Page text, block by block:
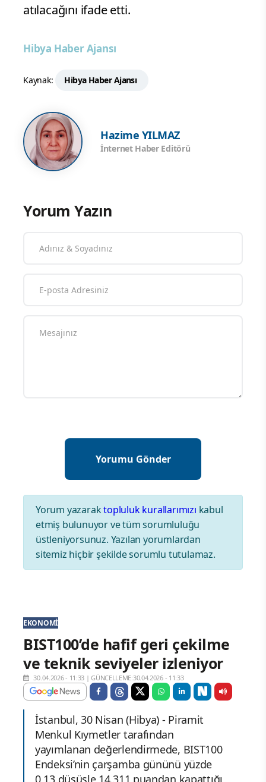
atılacağını ifade etti.
Hibya Haber Ajansı
Kaynak: Hibya Haber Ajansı
Hazime YILMAZ
İnternet Haber Editörü
Yorum Yazın
Yorum yazaraktopluluk kurallarımızı kabul
etmiş bulunuyor ve tüm sorumluluğu
üstleniyorsunuz. Yazılan yorumlardan
sitemiz hiçbir şekilde sorumlu tutulamaz.
EKONOMI
BIST100’de hafif geri çekilme
ve teknik seviyeler izleniyor
30.04.2026 - 11:33 |GÜNCELLEME:30.04.2026 - 11:33
İstanbul, 30 Nisan (Hibya) - Piramit
Menkul Kıymetler tarafından
yayımlanan değerlendirmede, BIST100
Endeksi’nin çarşamba gününü yüzde
0,13 düşüşle 14.311 puandan kapattığı,